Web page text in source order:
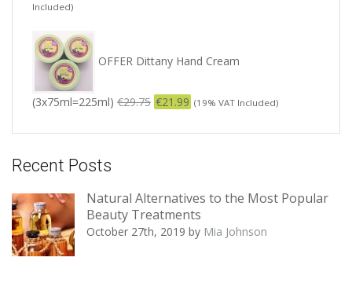
Included)
OFFER Dittany Hand Cream
(3x75ml=225ml) €29.75 €21.99 (19% VAT Included)
Recent Posts
Natural Alternatives to the Most Popular
Beauty Treatments
October 27th, 2019 by Mia Johnson